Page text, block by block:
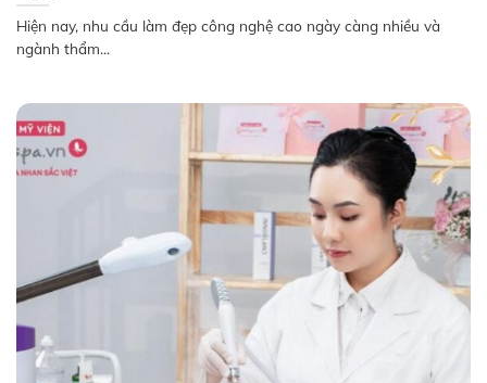
Hiện nay, nhu cầu làm đẹp công nghệ cao ngày càng nhiều và
ngành thẩm...